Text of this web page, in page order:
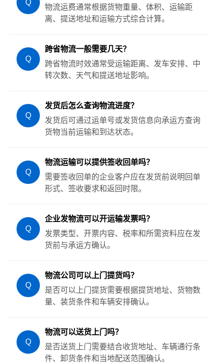
Q
物流运费通常根据货物重量、体积、运输距
离、提送地址和运输方式综合计算。
Q
跨省物流一般需要几天？
跨省物流时效通常受运输距离、发车安排、中
转次数、天气和提送地址影响。
Q
发货后怎么查询物流进度？
发货后可通过运单号或发货信息向承运方查询
货物当前运输和到达状态。
Q
物流运输可以提供签收回单吗？
需要签收回单的企业客户应在发货前说明回单
形式、签收要求和返回时限。
Q
企业发物流可以开运输发票吗？
发票类型、开票内容、税率和所需资料应在发
货前与承运方确认。
Q
物流公司可以上门提货吗？
是否可以上门提货需要根据提货地址、货物数
量、装货条件和车辆安排确认。
Q
物流可以送货上门吗？
是否送货上门需要结合收货地址、车辆通行条
件、卸货条件和当地配送范围确认。